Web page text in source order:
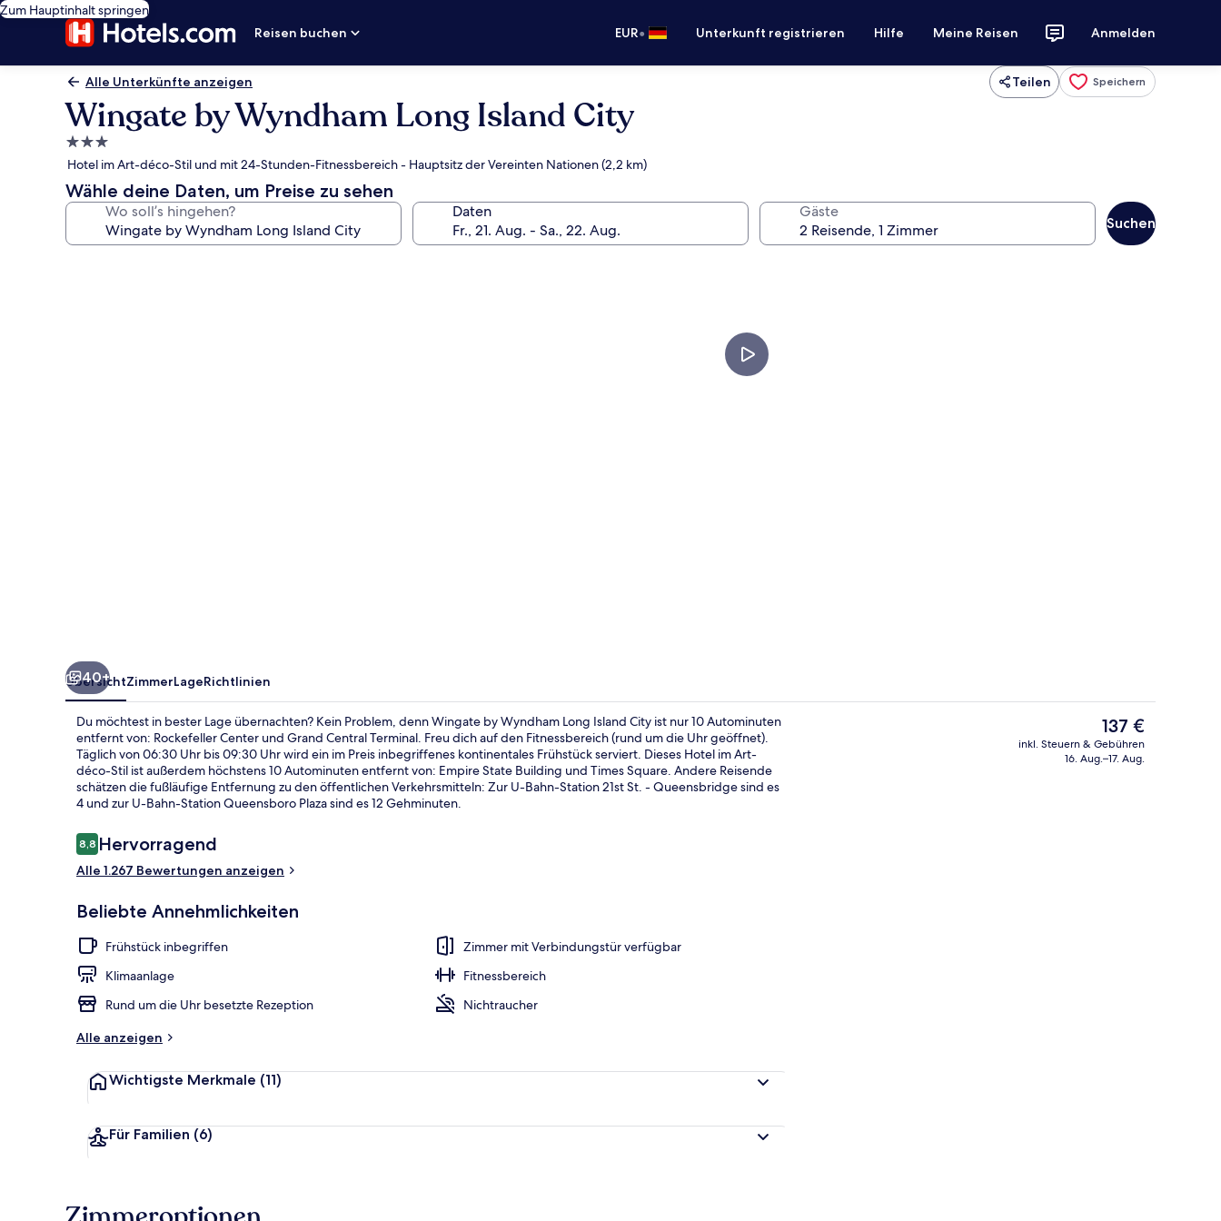
Zum Hauptinhalt springen
Reisen buchen
EUR• Unterkunft registrieren Hilfe Meine Reisen Anmelden
Alle Unterkünfte anzeigen Teilen Speichern
Wingate by Wyndham Long Island City
3.0-
Sterne-
Unterkunft
Hotel im Art-déco-Stil und mit 24-Stunden-Fitnessbereich - Hauptsitz der Vereinten Nationen (2,2 km)
Wähle deine Daten, um Preise zu sehen
Wo soll’s hingehen? Daten Gäste
Suchen
Eingangsbereich
40+
ÜbersichtZimmerLageRichtlinien
Du möchtest in bester Lage übernachten? Kein Problem, denn Wingate by Wyndham Long Island City ist nur 10 Autominuten
entfernt von: Rockefeller Center und Grand Central Terminal. Freu dich auf den Fitnessbereich (rund um die Uhr geöffnet).
Täglich von 06:30 Uhr bis 09:30 Uhr wird ein im Preis inbegriffenes kontinentales Frühstück serviert. Dieses Hotel im Art-
déco-Stil ist außerdem höchstens 10 Autominuten entfernt von: Empire State Building und Times Square. Andere Reisende
schätzen die fußläufige Entfernung zu den öffentlichen Verkehrsmitteln: Zur U-Bahn-Station 21st St. - Queensbridge sind es
4 und zur U-Bahn-Station Queensboro Plaza sind es 12 Gehminuten.
Bewertungen
8,88,8 von 10.
Hervorragend
Alle 1.267 Bewertungen anzeigen
Beliebte Annehmlichkeiten
Frühstück inbegriffen
Zimmer mit Verbindungstür verfügbar
Klimaanlage
Fitnessbereich
Rund um die Uhr besetzte Rezeption
Nichtraucher
Alle anzeigen
Wichtigste Merkmale (11)
Für Familien (6)
Der
aktuelle
Preis
137 €
inkl. Steuern & Gebühren
16. Aug.–17. Aug.